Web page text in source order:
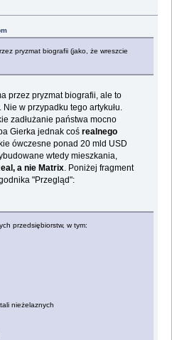
pryzmat biografii (jako, że wreszcie
przez pryzmat biografii, ale to
w przypadku tego artykułu.
zadłużanie państwa mocno
Gierka jednak cośrealnego
ówczesne ponad 20 mld USD
wtedy mieszkania,
a nie Matrix. Poniżej fragment
"Przegląd":
przedsiębiorstw, w tym:
nieżelaznych